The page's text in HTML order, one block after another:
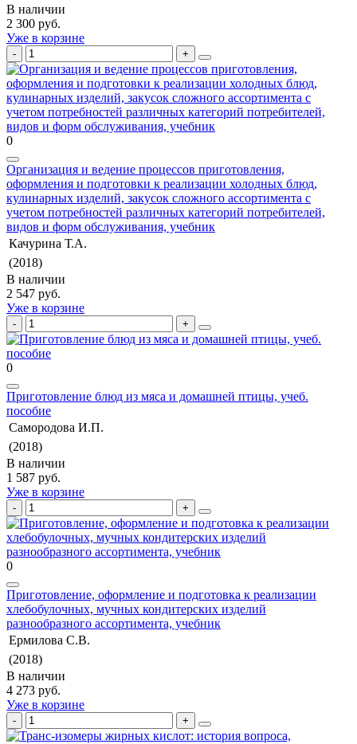
В наличии
2 300 руб.
Уже в корзине
0
Организация и ведение процессов приготовления,
оформления и подготовки к реализации холодных блюд,
кулинарных изделий, закусок сложного ассортимента с
учетом потребностей различных категорий потребителей,
видов и форм обслуживания, учебник
Качурина Т.А.
(2018)
В наличии
2 547 руб.
Уже в корзине
0
Приготовление блюд из мяса и домашней птицы, учеб.
пособие
Самородова И.П.
(2018)
В наличии
1 587 руб.
Уже в корзине
0
Приготовление, оформление и подготовка к реализации
хлебобулочных, мучных кондитерских изделий
разнообразного ассортимента, учебник
Ермилова С.В.
(2018)
В наличии
4 273 руб.
Уже в корзине